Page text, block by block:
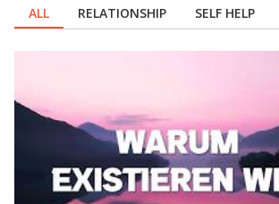
ALL RELATIONSHIP SELF HELP